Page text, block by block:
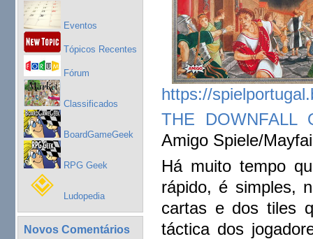
Eventos
Tópicos Recentes
Fórum
Classificados
BoardGameGeek
RPG Geek
Ludopedia
Novos Comentários
https://
THE DOWNFALL
Amigo Spiele/
Há muito tempo
rápido, é simples,
cartas e dos tiles
táctica dos